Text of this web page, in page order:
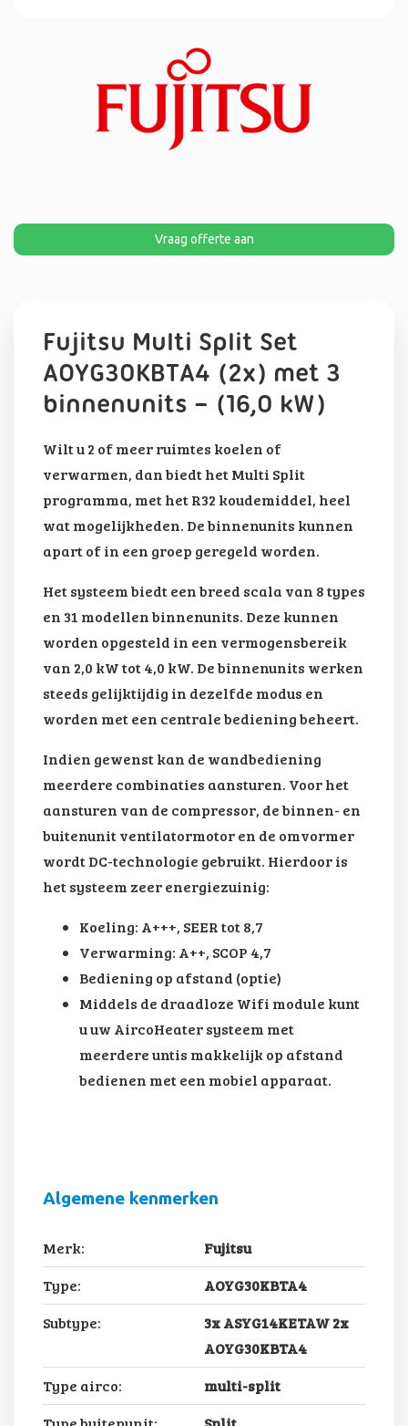
Vraag offerte aan
Fujitsu Multi Split Set
AOYG30KBTA4 (2x) met 3
binnenunits – (16,0 kW)
Wilt u 2 of meer ruimtes koelen of
verwarmen, dan biedt het Multi Split
programma, met het R32 koudemiddel, heel
wat mogelijkheden. De binnenunits kunnen
apart of in een groep geregeld worden.
Het systeem biedt een breed scala van 8 types
en 31 modellen binnenunits. Deze kunnen
worden opgesteld in een vermogensbereik
van 2,0 kW tot 4,0 kW. De binnenunits werken
steeds gelijktijdig in dezelfde modus en
worden met een centrale bediening beheert.
Indien gewenst kan de wandbediening
meerdere combinaties aansturen. Voor het
aansturen van de compressor, de binnen- en
buitenunit ventilatormotor en de omvormer
wordt DC-technologie gebruikt. Hierdoor is
het systeem zeer energiezuinig:
Koeling: A+++, SEER tot 8,7
Verwarming: A++, SCOP 4,7
Bediening op afstand (optie)
Middels de draadloze Wifi module kunt
u uw AircoHeater systeem met
meerdere untis makkelijk op afstand
bedienen met een mobiel apparaat.
Algemene kenmerken
Merk:
Fujitsu
Type:
AOYG30KBTA4
Subtype:
3x ASYG14KETAW 2x
AOYG30KBTA4
Type airco:
multi-split